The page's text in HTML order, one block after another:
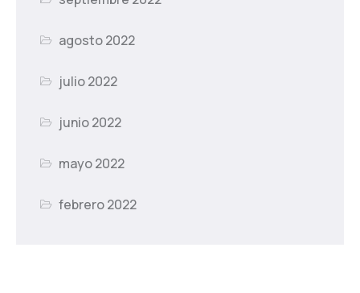
agosto 2022
julio 2022
junio 2022
mayo 2022
febrero 2022